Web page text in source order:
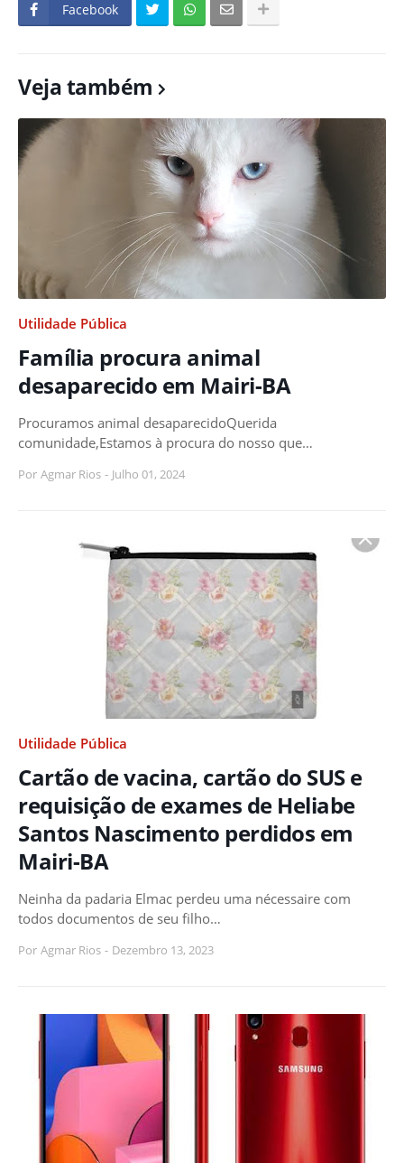
Facebook
Veja também
Utilidade Pública
Família procura animal
desaparecido em Mairi-BA
Procuramos animal desaparecidoQuerida
comunidade,Estamos à procura do nosso que…
Por Agmar Rios - Julho 01, 2024
Utilidade Pública
Cartão de vacina, cartão do SUS e
requisição de exames de Heliabe
Santos Nascimento perdidos em
Mairi-BA
Neinha da padaria Elmac perdeu uma nécessaire com
todos documentos de seu filho…
Por Agmar Rios - Dezembro 13, 2023